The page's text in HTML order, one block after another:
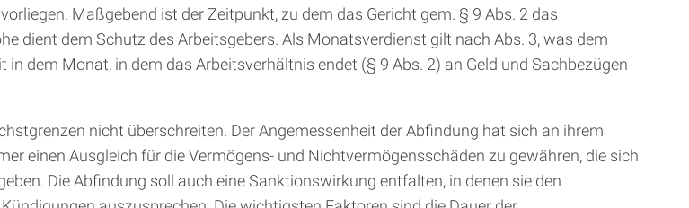
Maßgebend ist der Zeitpunkt, zu dem das Gericht gem. § 9 Abs. 2 das
dient dem Schutz des Arbeitsgebers. Als Monatsverdienst gilt nach Abs. 3, was dem
dem Monat, in dem das Arbeitsverhältnis endet (§ 9 Abs. 2) an Geld und Sachbezügen
nicht überschreiten. Der Angemessenheit der Abfindung hat sich an ihrem
einen Ausgleich für die Vermögens- und Nichtvermögensschäden zu gewähren, die sich
Die Abfindung soll auch eine Sanktionswirkung entfalten, in denen sie den